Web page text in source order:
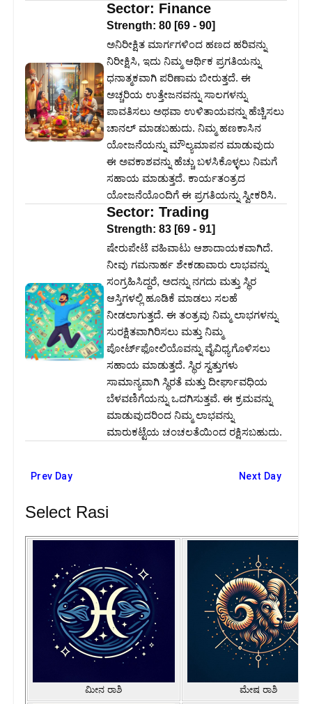
Sector: Finance
Strength: 80 [69 - 90]
ಅನಿರೀಕ್ಷಿತ ಮಾರ್ಗಗಳಿಂದ ಹಣದ ಹರಿವನ್ನು
ನಿರೀಕ್ಷಿಸಿ, ಇದು ನಿಮ್ಮ ಆರ್ಥಿಕ ಪ್ರಗತಿಯನ್ನು
ಧನಾತ್ಮಕವಾಗಿ ಪರಿಣಾಮ ಬೀರುತ್ತದೆ. ಈ
ಅಚ್ಚರಿಯ ಉತ್ತೇಜನವನ್ನು ಸಾಲಗಳನ್ನು
ಪಾವತಿಸಲು ಅಥವಾ ಉಳಿತಾಯವನ್ನು ಹೆಚ್ಚಿಸಲು
ಚಾನಲ್ ಮಾಡಬಹುದು. ನಿಮ್ಮ ಹಣಕಾಸಿನ
ಯೋಜನೆಯನ್ನು ಮೌಲ್ಯಮಾಪನ ಮಾಡುವುದು
ಈ ಅವಕಾಶವನ್ನು ಹೆಚ್ಚು ಬಳಸಿಕೊಳ್ಳಲು ನಿಮಗೆ
ಸಹಾಯ ಮಾಡುತ್ತದೆ. ಕಾರ್ಯತಂತ್ರದ
ಯೋಜನೆಯೊಂದಿಗೆ ಈ ಪ್ರಗತಿಯನ್ನು ಸ್ವೀಕರಿಸಿ.
Sector: Trading
Strength: 83 [69 - 91]
ಷೇರುಪೇಟೆ ವಹಿವಾಟು ಆಶಾದಾಯಕವಾಗಿದೆ.
ನೀವು ಗಮನಾರ್ಹ ಶೇಕಡಾವಾರು ಲಾಭವನ್ನು
ಸಂಗ್ರಹಿಸಿದ್ದರೆ, ಅದನ್ನು ನಗದು ಮತ್ತು ಸ್ಥಿರ
ಆಸ್ತಿಗಳಲ್ಲಿ ಹೂಡಿಕೆ ಮಾಡಲು ಸಲಹೆ
ನೀಡಲಾಗುತ್ತದೆ. ಈ ತಂತ್ರವು ನಿಮ್ಮ ಲಾಭಗಳನ್ನು
ಸುರಕ್ಷಿತವಾಗಿರಿಸಲು ಮತ್ತು ನಿಮ್ಮ
ಪೋರ್ಟ್‌ಫೋಲಿಯೊವನ್ನು ವೈವಿಧ್ಯಗೊಳಿಸಲು
ಸಹಾಯ ಮಾಡುತ್ತದೆ. ಸ್ಥಿರ ಸ್ವತ್ತುಗಳು
ಸಾಮಾನ್ಯವಾಗಿ ಸ್ಥಿರತೆ ಮತ್ತು ದೀರ್ಘಾವಧಿಯ
ಬೆಳವಣಿಗೆಯನ್ನು ಒದಗಿಸುತ್ತವೆ. ಈ ಕ್ರಮವನ್ನು
ಮಾಡುವುದರಿಂದ ನಿಮ್ಮ ಲಾಭವನ್ನು
ಮಾರುಕಟ್ಟೆಯ ಚಂಚಲತೆಯಿಂದ ರಕ್ಷಿಸಬಹುದು.
Prev Day Next Day
Select Rasi
ಮೀನ ರಾಶಿ ಮೇಷ ರಾಶಿ